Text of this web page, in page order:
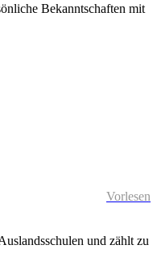
Bekanntschaften mit
Vorlesen
und zählt zu